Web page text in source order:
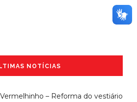
NOTÍCIAS
– Reforma do vestiário